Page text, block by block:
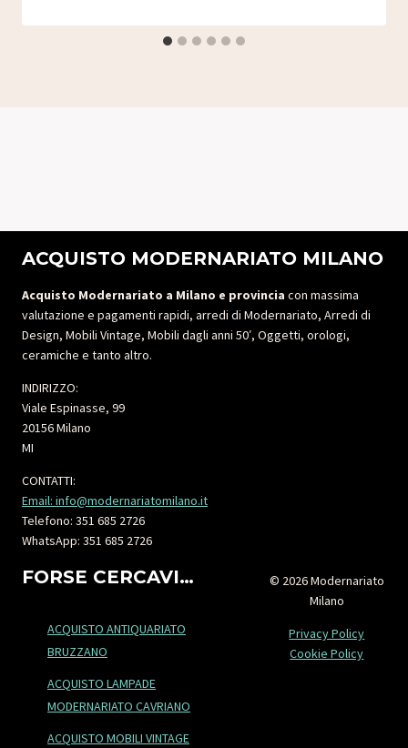
ACQUISTO MODERNARIATO MILANO
Acquisto Modernariato a Milano e provincia con massima
valutazione e pagamenti rapidi, arredi di Modernariato, Arredi di
Design, Mobili Vintage, Mobili dagli anni 50′, Oggetti, orologi,
ceramiche e tanto altro.
INDIRIZZO:
Viale Espinasse, 99
20156 Milano
MI
CONTATTI:
Email: info@modernariatomilano.it
Telefono: 351 685 2726
WhatsApp: 351 685 2726
FORSE CERCAVI…
ACQUISTO ANTIQUARIATO
BRUZZANO
ACQUISTO LAMPADE
MODERNARIATO CAVRIANO
ACQUISTO MOBILI VINTAGE
© 2026 Modernariato
Milano
Privacy Policy
Cookie Policy